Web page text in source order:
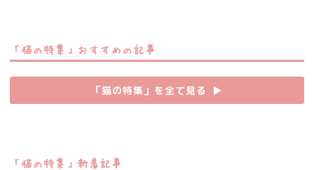
「猫の特集」おすすめの記事
「猫の特集」を全て見る ▶︎
「猫の特集」新着記事